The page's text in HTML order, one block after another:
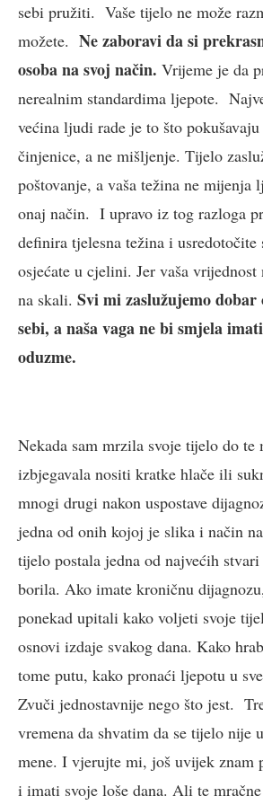
sebi pružiti. Vaše tijelo ne može
možete. Ne zaboravi da si
osoba na svoj način. Vrijeme je da
nerealnim standardima ljepote.
većina ljudi rade je to što
činjenice, a ne mišljenje. Tijelo
poštovanje, a vaša težina ne mijenja
onaj način. I upravo iz tog razloga
definira tjelesna težina i usredotočite
osjećate u cjelini. Jer vaša vrijednost
na skali. Svi mi zaslužujemo dobar
sebi, a naša vaga ne bi smjela
oduzme.
Nekada sam mrzila svoje tijelo do te
izbjegavala nositi kratke hlače ili
mnogi drugi nakon uspostave
jedna od onih kojoj je slika i način
tijelo postala jedna od najvećih
borila. Ako imate kroničnu
ponekad upitali kako voljeti svoje
osnovi izdaje svakog dana. Kako
tome putu, kako pronaći ljepotu u
Zvuči jednostavnije nego što jest.
vremena da shvatim da se tijelo nije
mene. I vjerujte mi, još uvijek znam
i imati svoje loše dana. Ali te